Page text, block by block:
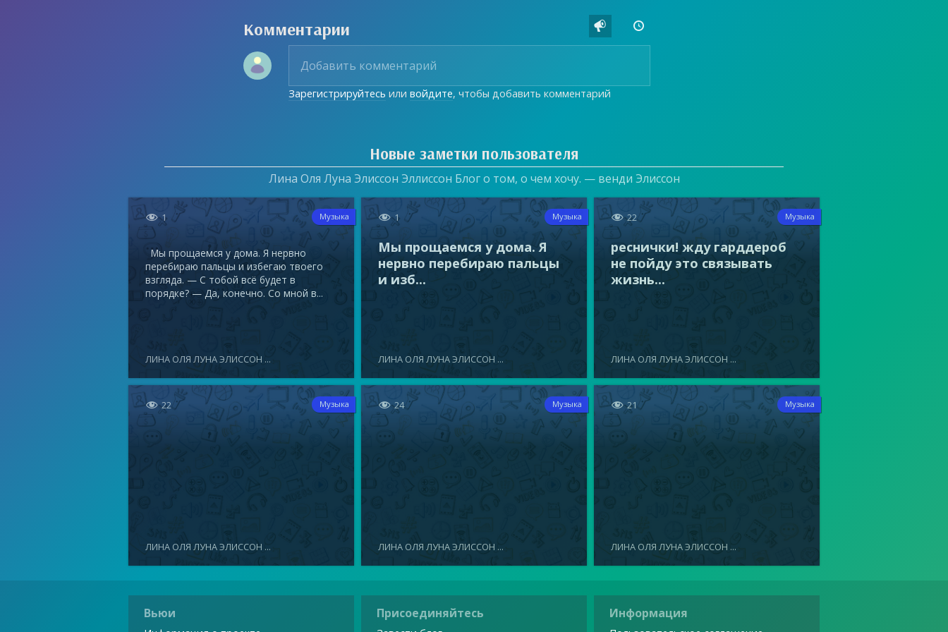
Комментарии  
Зарегистрируйтесь иливойдите, чтобы добавить комментарий
Новые заметки пользователя
Лина Оля Луна Элиссон Эллиссон Блог о том, о чем хочу. — венди Элиссон
 1 Музыка
Мы прощаемся у дома. Я нервно
перебираю пальцы и избегаю твоего
взгляда. — С тобой всё будет в
порядке? — Да, конечно. Со мной в...
ЛИНА ОЛЯ ЛУНА ЭЛИССОН ...
 1 Музыка
Мы прощаемся у дома. Я
нервно перебираю пальцы
и изб...
ЛИНА ОЛЯ ЛУНА ЭЛИССОН ...
 22 Музыка
реснички! жду гарддероб
не пойду это связывать
жизнь...
ЛИНА ОЛЯ ЛУНА ЭЛИССОН ...
 22 Музыка
ЛИНА ОЛЯ ЛУНА ЭЛИССОН ...
 24 Музыка
ЛИНА ОЛЯ ЛУНА ЭЛИССОН ...
 21 Музыка
ЛИНА ОЛЯ ЛУНА ЭЛИССОН ...
Вьюи Присоединяйтесь Информация